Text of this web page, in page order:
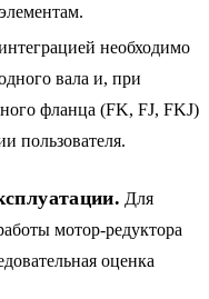
необходимо
вала и, при
фланца (FK, FJ, FKJ)
пользователя.
Для
мотор-редуктора
оценка